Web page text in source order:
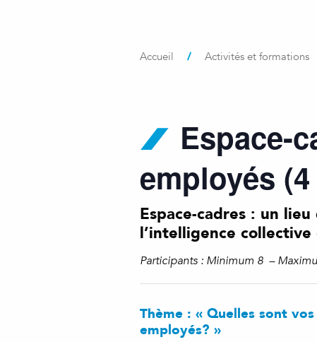
Accueil / Activités et formations
Espace-
employés
Espace-cadres : un
l’intelligence
Participants : Minimum 8 –
Thème : « Quelles sont
employés? »